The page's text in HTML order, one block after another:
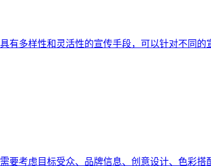
有多样性和灵活性的宣传手段，可以针对不同
要考虑目标受众、品牌信息、创意设计、色彩